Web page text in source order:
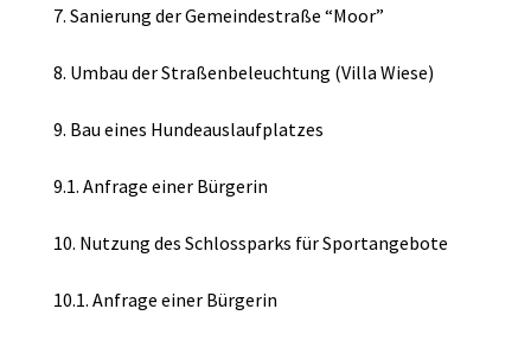
7. Sanierung der Gemeindestraße “Moor”
8. Umbau der Straßenbeleuchtung (Villa Wiese)
9. Bau eines Hundeauslaufplatzes
9.1. Anfrage einer Bürgerin
10. Nutzung des Schlossparks für Sportangebote
10.1. Anfrage einer Bürgerin